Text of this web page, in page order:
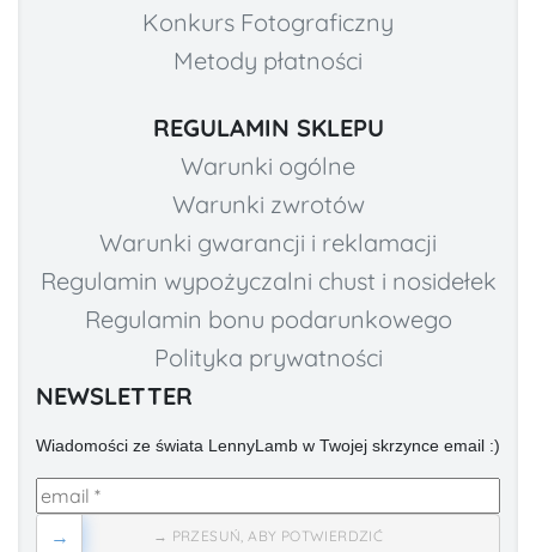
Konkurs Fotograficzny
Metody płatności
REGULAMIN SKLEPU
Warunki ogólne
Warunki zwrotów
Warunki gwarancji i reklamacji
Regulamin wypożyczalni chust i nosidełek
Regulamin bonu podarunkowego
Polityka prywatności
NEWSLETTER
Wiadomości ze świata LennyLamb w Twojej skrzynce email :)
→ PRZESUŃ, ABY POTWIERDZIĆ
→